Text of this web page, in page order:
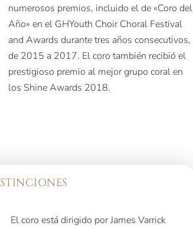
numerosos premios, incluido el de «Coro del
Año» en el GHYouth Choir Choral Festival
and Awards durante tres años consecutivos,
de 2015 a 2017. El coro también recibió el
prestigioso premio al mejor grupo coral en
los Shine Awards 2018.
El coro está dirigido por James Varrick